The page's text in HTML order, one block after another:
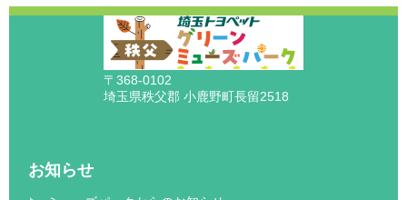
〒368-0102
埼玉県秩父郡 小鹿野町長留2518
お知らせ